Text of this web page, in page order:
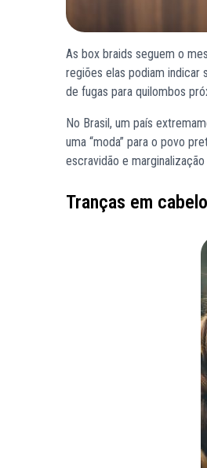
As box braids seguem o
regiões elas podiam indicar
de fugas para quilombos
No Brasil, um país
uma “moda” para o povo
escravidão e marginalização
Tranças em